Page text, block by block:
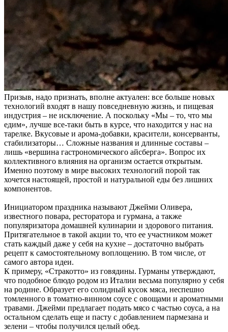
Призыв, надо признать, вполне актуален: все больше новых
технологий входят в нашу повседневную жизнь, и пищевая
индустрия – не исключение. А поскольку «Мы – то, что мы
едим», лучше все-таки быть в курсе, что находится у нас на
тарелке. Вкусовые и арома-добавки, красители, консерванты,
стабилизаторы… Сложные названия и длинные составы –
лишь «вершина гастрономического айсберга». Вопрос их
коллективного влияния на организм остается открытым.
Именно поэтому в мире высоких технологий порой так
хочется настоящей, простой и натуральной еды без лишних
компонентов.
Инициатором праздника называют Джейми Оливера,
известного повара, ресторатора и гурмана, а также
популяризатора домашней кулинарии и здорового питания.
Притягательное в такой акции то, что ее участником может
стать каждый даже у себя на кухне – достаточно выбрать
рецепт к самостоятельному воплощению. В том числе, от
самого автора идеи.
К примеру, «Стракотто» из говядины. Гурманы утверждают,
что подобное блюдо родом из Италии весьма популярно у себя
на родине. Образует его солидный кусок мяса, неспешно
томленного в томатно-винном соусе с овощами и ароматными
травами. Джейми предлагает подать мясо с частью соуса, а на
остальном сделать еще и пасту с добавлением пармезана и
зелени – чтобы получился целый обед.